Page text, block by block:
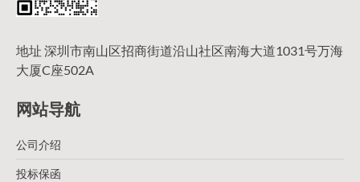
地址 深圳市南山区招商街道沿山社区南海大道1031号万海
大厦C座502A
网站导航
公司介绍
投标保函